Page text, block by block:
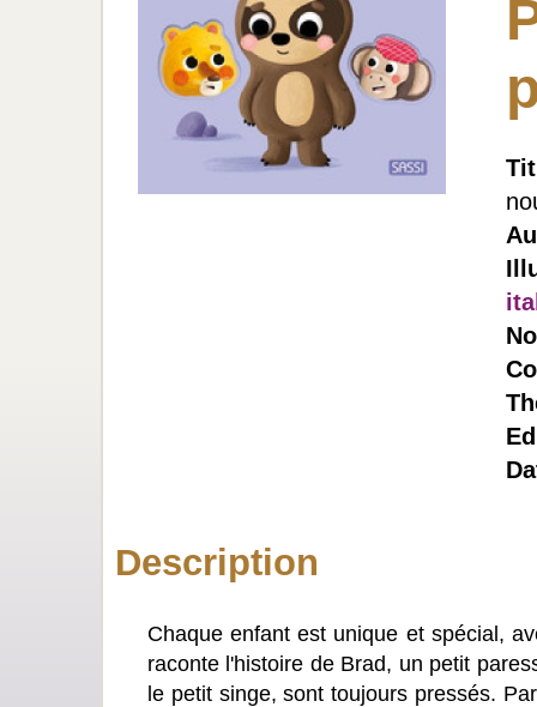
Description
Chaque enfant est unique et spécial,
raconte l'histoire de Brad, un petit
le petit singe, sont toujours pressés.